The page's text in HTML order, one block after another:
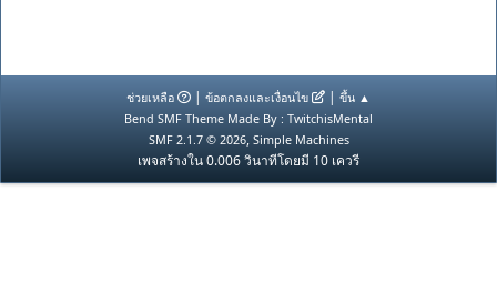
ช่วยเหลือ | ข้อตกลงและเงื่อนไข | ขึ้น ▲
Bend SMF Theme Made By : TwitchisMental
SMF 2.1.7 © 2026, Simple Machines
เพจสร้างใน 0.006 วินาทีโดยมี 10 เควรี